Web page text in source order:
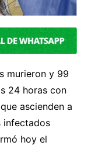
murieron y 99
24 horas con
ascienden a
infectados
hoy el